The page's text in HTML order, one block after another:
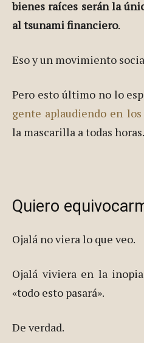
bienes raíces serán la
al tsunami financiero.
Eso y un movimiento
Pero esto último no lo
gente aplaudiendo en los
la mascarilla a todas horas.
Quiero
Ojalá no viera lo que veo.
Ojalá viviera en la
«todo esto pasará».
De verdad.